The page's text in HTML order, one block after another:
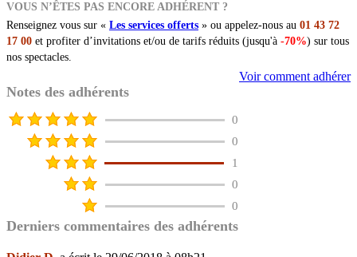
VOUS N’ÊTES PAS ENCORE ADHÉRENT ?
Renseignez vous sur « Les services offerts » ou appelez-nous au 01 43 72
17 00 et profiter d’invitations et/ou de tarifs réduits (jusqu'à -70%) sur tous
nos spectacles.
Voir comment adhérer
Notes des adhérents
0
0
1
0
0
Derniers commentaires des adhérents